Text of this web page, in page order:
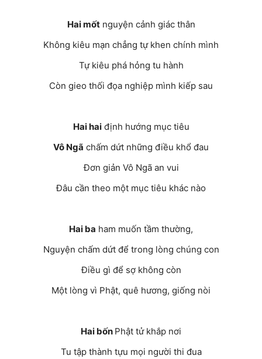
Hai mốtnguyện cảnh giác thân
Không kiêu mạn chẳng tự khen chính mình
Tự kiêu phá hỏng tu hành
Còn gieo thối đọa nghiệp mình kiếp sau
Hai haiđịnh hướng mục tiêu
Vô Ngã chấm dứt những điều khổ đau
Đơn giản Vô Ngã an vui
Đâu cần theo một mục tiêu khác nào
Hai ba ham muốn tầm thường,
Nguyện chấm dứt để trong lòng chúng con
Điều gì để sợ không còn
Một lòng vì Phật, quê hương, giống nòi
Hai bốn Phật tử khắp nơi
Tu tập thành tựu mọi người thi đua